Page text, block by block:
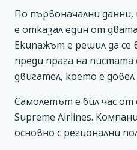
По първоначални данни,
е отказал един от
Екипажът е решил да се
преди прага на пистата
двигател, което е
Самолетът е бил час от
Supreme Airlines.
основно с регионални